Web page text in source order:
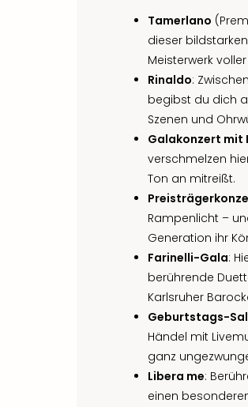
Tamerlano
dieser
Meisterwerk
Rinaldo:
begibst du dich
Szenen und
Galakonzert mit
verschmelzen
Ton an mitreißt.
Rampenlicht –
Generation ihr
Farinelli-Gala:
berührende
Karlsruher
Geburtstags-
Händel mit
ganz
Libera me:
einen